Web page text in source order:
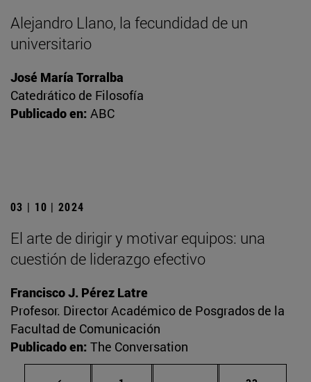
Alejandro Llano, la fecundidad de un
universitario
José María Torralba
Catedrático de Filosofía
Publicado en: ABC
03 | 10 | 2024
El arte de dirigir y motivar equipos: una
cuestión de liderazgo efectivo
Francisco J. Pérez Latre
Profesor. Director Académico de Posgrados de la
Facultad de Comunicación
Publicado en: The Conversation